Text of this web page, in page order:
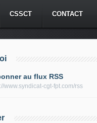
CSSCT CONTACT
au flux RSS
www.syndicat-cgt-fpt.com/rss